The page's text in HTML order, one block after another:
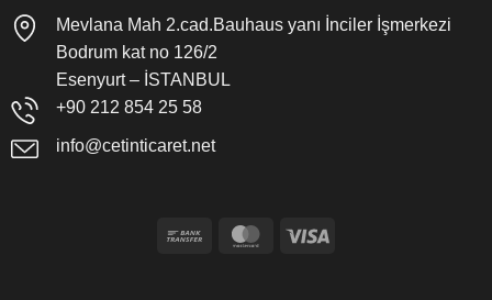
Mevlana Mah 2.cad.Bauhaus yanı İnciler İşmerkezi
Bodrum kat no 126/2
Esenyurt – İSTANBUL
+90 212 854 25 58
info@cetinticaret.net